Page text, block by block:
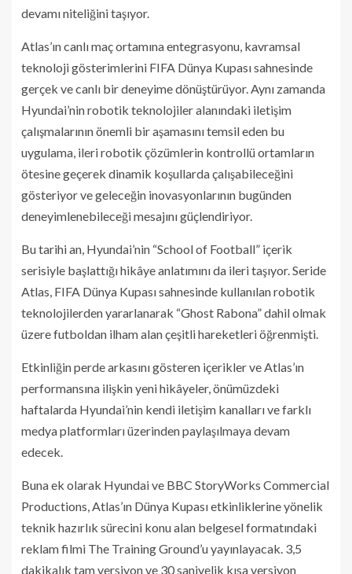
devamı niteliğini taşıyor.
Atlas’ın canlı maç ortamına entegrasyonu, kavramsal
teknoloji gösterimlerini FIFA Dünya Kupası sahnesinde
gerçek ve canlı bir deneyime dönüştürüyor. Aynı zamanda
Hyundai’nin robotik teknolojiler alanındaki iletişim
çalışmalarının önemli bir aşamasını temsil eden bu
uygulama, ileri robotik çözümlerin kontrollü ortamların
ötesine geçerek dinamik koşullarda çalışabileceğini
gösteriyor ve geleceğin inovasyonlarının bugünden
deneyimlenebileceği mesajını güçlendiriyor.
Bu tarihi an, Hyundai’nin “School of Football” içerik
serisiyle başlattığı hikâye anlatımını da ileri taşıyor. Seride
Atlas, FIFA Dünya Kupası sahnesinde kullanılan robotik
teknolojilerden yararlanarak “Ghost Rabona” dahil olmak
üzere futboldan ilham alan çeşitli hareketleri öğrenmişti.
Etkinliğin perde arkasını gösteren içerikler ve Atlas’ın
performansına ilişkin yeni hikâyeler, önümüzdeki
haftalarda Hyundai’nin kendi iletişim kanalları ve farklı
medya platformları üzerinden paylaşılmaya devam
edecek.
Buna ek olarak Hyundai ve BBC StoryWorks Commercial
Productions, Atlas’ın Dünya Kupası etkinliklerine yönelik
teknik hazırlık sürecini konu alan belgesel formatındaki
reklam filmi The Training Ground’u yayınlayacak. 3,5
dakikalık tam versiyon ve 30 saniyelik kısa versiyon